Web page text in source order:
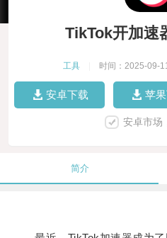
TikTok开加速
工具 时间：2025-09-
安卓下载 苹
安卓市场
简介